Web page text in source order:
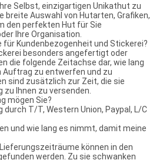
Selbst, einzigartigen Unikathut zu
breite Auswahl von Hutarten, Grafiken,
den perfekten Hut für Sie
Ihre Organisation.
Kundenbezogenheit und Stickerei?
besonders angefertigt oder
die folgende Zeitachse dar, wie lang
Auftrag zu entwerfen und zu
sind zusätzlich zur Zeit, die sie
Ihnen zu versenden.
mögen Sie?
durch T/T, Western Union, Paypal, L/C
und wie lang es nimmt, damit meine
können in den
werden. Zu sie schwanken